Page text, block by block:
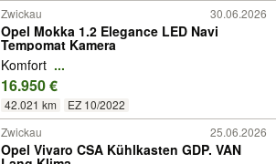
Zwickau 30.06.2026
Opel Mokka 1.2 Elegance LED Navi
Tempomat Kamera
Komfort ...
16.950 €
42.021 km EZ 10/2022
Zwickau 25.06.2026
Opel Vivaro CSA Kühlkasten GDP. VAN